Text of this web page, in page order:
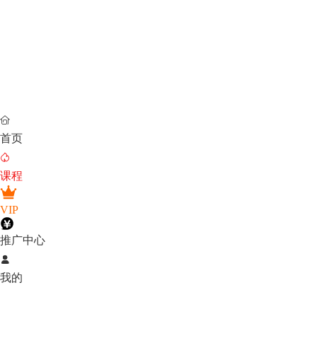

首页

课程
VIP
推广中心

我的